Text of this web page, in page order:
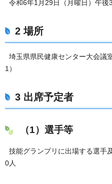
令和6年1月29日（月曜日）午
2 場所
埼玉県県民健康センター大会議
1）
3 出席予定者
（1）選手等
技能グランプリに出場する選手
0人